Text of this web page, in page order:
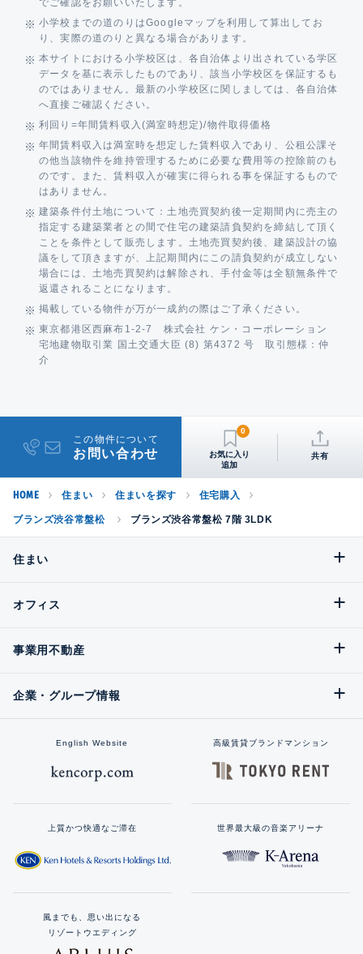
でご確認をお願いいたします。
小学校までの道のりはGoogleマップを利用して算出してお
り、実際の道のりと異なる場合があります。
本サイトにおける小学校区は、各自治体より出されている学区
データを基に表示したものであり、該当小学校区を保証するも
のではありません。最新の小学校区に関しましては、各自治体
へ直接ご確認ください。
利回り=年間賃料収入(満室時想定)/物件取得価格
年間賃料収入は満室時を想定した賃料収入であり、公租公課そ
の他当該物件を維持管理するために必要な費用等の控除前のも
のです。また、賃料収入が確実に得られる事を保証するもので
はありません。
建築条件付土地について：土地売買契約後一定期間内に売主の
指定する建築業者との間で住宅の建築請負契約を締結して頂く
ことを条件として販売します。土地売買契約後、建築設計の協
議をして頂きますが、上記期間内にこの請負契約が成立しない
場合には、土地売買契約は解除され、手付金等は全額無条件で
返還されることになります。
掲載している物件が万が一成約の際はご了承ください。
東京都港区西麻布1-2-7 株式会社 ケン・コーポレーション
宅地建物取引業 国土交通大臣 (8) 第4372 号 取引態様：仲
介
この物件について
お問い合わせ
0
共有
HOME 住まい 住まいを探す 住宅購入
ブランズ渋谷常盤松 ブランズ渋谷常盤松 7階 3LDK
住まい
オフィス
事業用不動産
企業・グループ情報
English Website 高級賃貸ブランドマンション
上質かつ快適なご滞在 世界最大級の音楽アリーナ
風までも、思い出になる
リゾートウエディング